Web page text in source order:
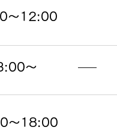
～12:00
～
～18:00